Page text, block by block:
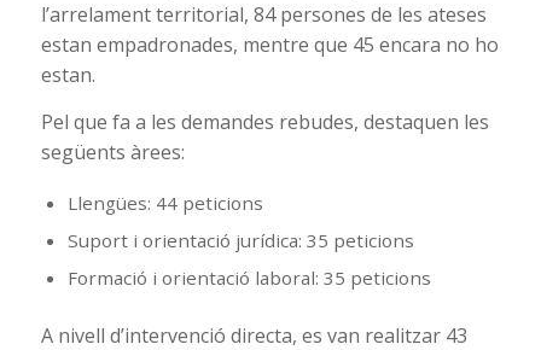
l’arrelament territorial, 84 persones de les ateses
estan empadronades, mentre que 45 encara no ho
estan.
Pel que fa a les demandes rebudes, destaquen les
següents àrees:
Llengües: 44 peticions
Suport i orientació jurídica: 35 peticions
Formació i orientació laboral: 35 peticions
A nivell d’intervenció directa, es van realitzar 43